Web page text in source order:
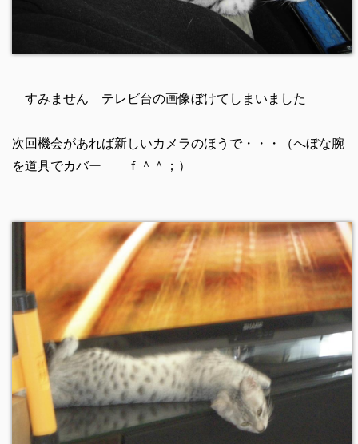
すみません テレビ台の画像ぼけてしまいました
次回機会があれば新しいカメラのほうで・・・（へぼな腕
を道具でカバー ｆ＾＾；）